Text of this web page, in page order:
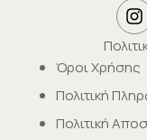
Όροι Χρήσης
Πολιτική
Πολιτική